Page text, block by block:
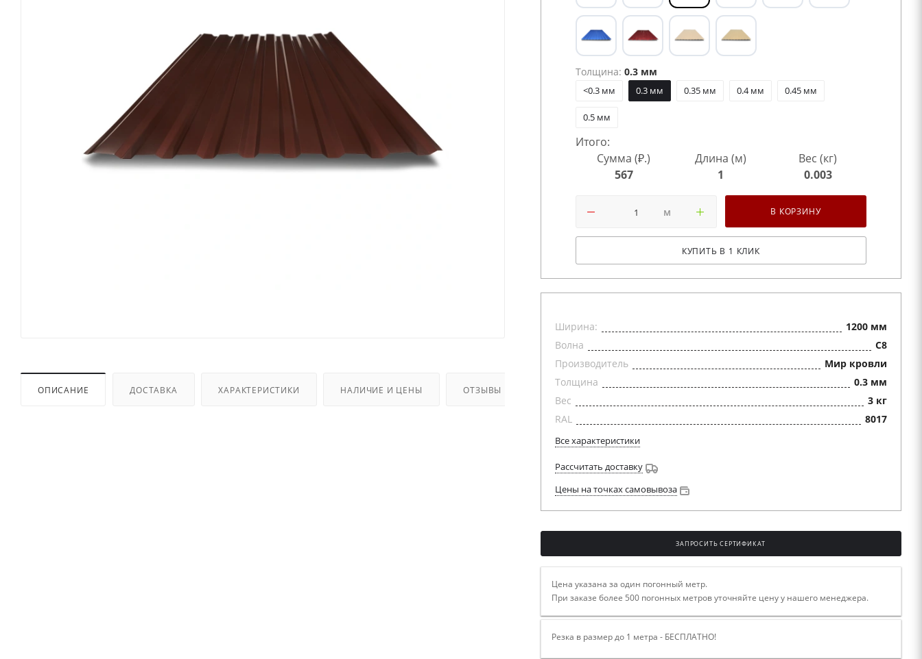
ОПИСАНИЕ ДОСТАВКА ХАРАКТЕРИСТИКИ НАЛИЧИЕ И ЦЕНЫ ОТЗЫВЫ
Толщина: 0.3 мм
<0.3 мм 0.3 мм 0.35 мм 0.4 мм 0.45 мм
0.5 мм
Итого:
Сумма (₽.)
567
Длина (м)
1
Вес (кг)
0.003
м В КОРЗИНУ
КУПИТЬ В 1 КЛИК
Ширина:
1200 мм
Волна
C8
Производитель
Мир кровли
Толщина
0.3 мм
Вес
3 кг
RAL
8017
Все характеристики
Рассчитать доставку
Цены на точках самовывоза
ЗАПРОСИТЬ СЕРТИФИКАТ
Цена указана за один погонный метр.
При заказе более 500 погонных метров уточняйте цену у нашего менеджера.
Резка в размер до 1 метра - БЕСПЛАТНО!